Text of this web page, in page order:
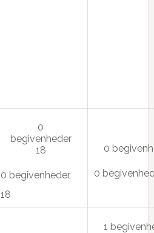
0
begivenheder
18
0 begivenheder,
18
0
0
1